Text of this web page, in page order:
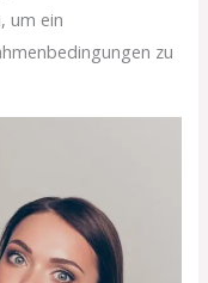
um ein
zu